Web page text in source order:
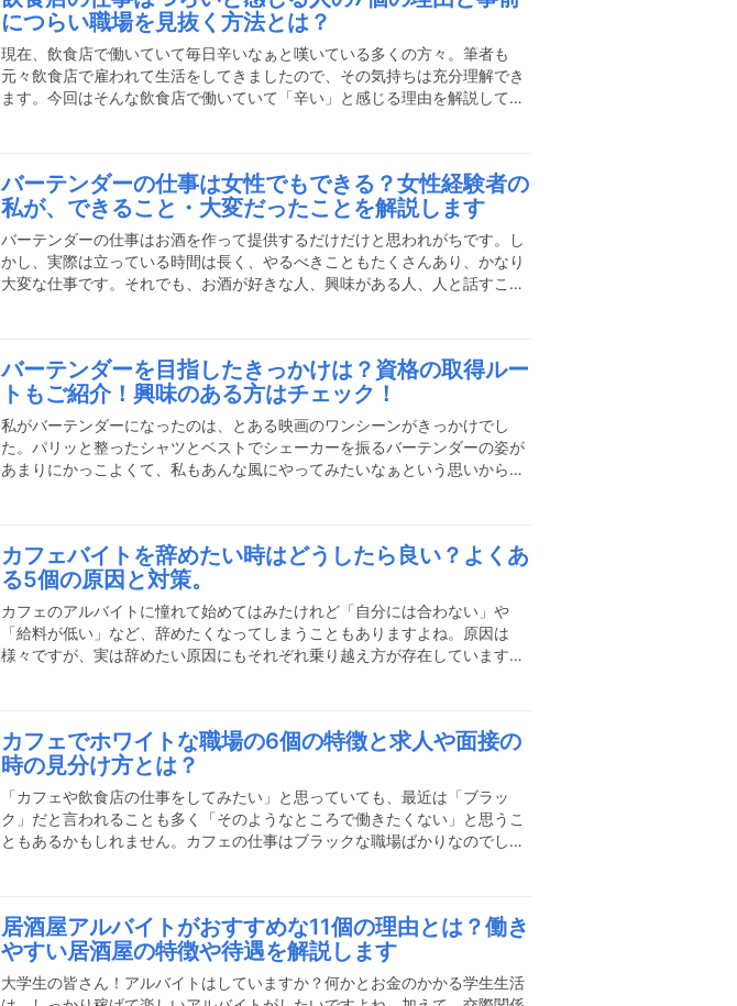
す。どうして一度は志した調理の道を離れてしまう人が多いのでしょうか？
今回は、その理由や辞める前に必ず考えてほしいことなどをご紹介
につらい職場を見抜く方法とは？
現在、飲食店で働いていて毎日辛いなぁと嘆いている多くの方々。筆者も
元々飲食店で雇われて生活をしてきましたので、その気持ちは充分理解でき
ます。今回はそんな飲食店で働いていて「辛い」と感じる理由を解説してい
詳しくご紹介していきます。飲食店の大まかな仕事内容飲食店ではどの店で
も基本的にホールとキッチンの二つの仕事があります。仕事の種類が少ない
ため、飲食店で働く中で抱える悩みというのはどの店でも似通っ
バーテンダーの仕事は女性でもできる？女性経験者の
私が、できること・大変だったことを解説します
バーテンダーの仕事はお酒を作って提供するだけだけと思われがちです。し
かし、実際は立っている時間は長く、やるべきこともたくさんあり、かなり
大変な仕事です。それでも、お酒が好きな人、興味がある人、人と話すこと
ーテンダーとして仕事をした経験は、今の自分に大きく影響しています。し
かし前述したように、最初の頃はかなり大変な仕事だったことも事実。そん
な大変なバーテンダーの仕事を女性でもできるのか、と不安に
バーテンダーを目指したきっかけは？資格の取得ルー
トもご紹介！興味のある方はチェック！
私がバーテンダーになったのは、とある映画のワンシーンがきっかけでし
た。パリッと整ったシャツとベストでシェーカーを振るバーテンダーの姿が
あまりにかっこよくて、私もあんな風にやってみたいなぁという思いからア
いた時に経験したことは、私の人生に大きな影響を与えてくれました。今回
は私の経験をもとに、仕事探しや資格、バーテンダーになるための心構えな
どをご紹介していきたいと思います。以前の私のようにバーテン
カフェバイトを辞めたい時はどうしたら良い？よくあ
る5個の原因と対策。
カフェのアルバイトに憧れて始めてはみたけれど「自分には合わない」や
「給料が低い」など、辞めたくなってしまうこともありますよね。原因は
様々ですが、実は辞めたい原因にもそれぞれ乗り越え方が存在しています。
しょう。カフェのアルバイトを辞めたいと感じてしまう5個の原因とその乗
り越え方とは？カフェに限らず、アルバイトをしていればどうしても「辞め
たい」と思ってしまうことは少なからずあるでしょう。そして、恐
カフェでホワイトな職場の6個の特徴と求人や面接の
時の見分け方とは？
「カフェや飲食店の仕事をしてみたい」と思っていても、最近は「ブラッ
ク」だと言われることも多く「そのようなところで働きたくない」と思うこ
ともあるかもしれません。カフェの仕事はブラックな職場ばかりなのでしょ
で働けるかについて紹介します。カフェにブラックな職場はまだ多い？カフ
ェを始め、飲食店の仕事は「長時間労働でキツい」「休憩や休みがない」と
思われています。実際にそのような店舗は少ないとは言えません
居酒屋アルバイトがおすすめな11個の理由とは？働き
やすい居酒屋の特徴や待遇を解説します
大学生の皆さん！アルバイトはしていますか？何かとお金のかかる学生生活